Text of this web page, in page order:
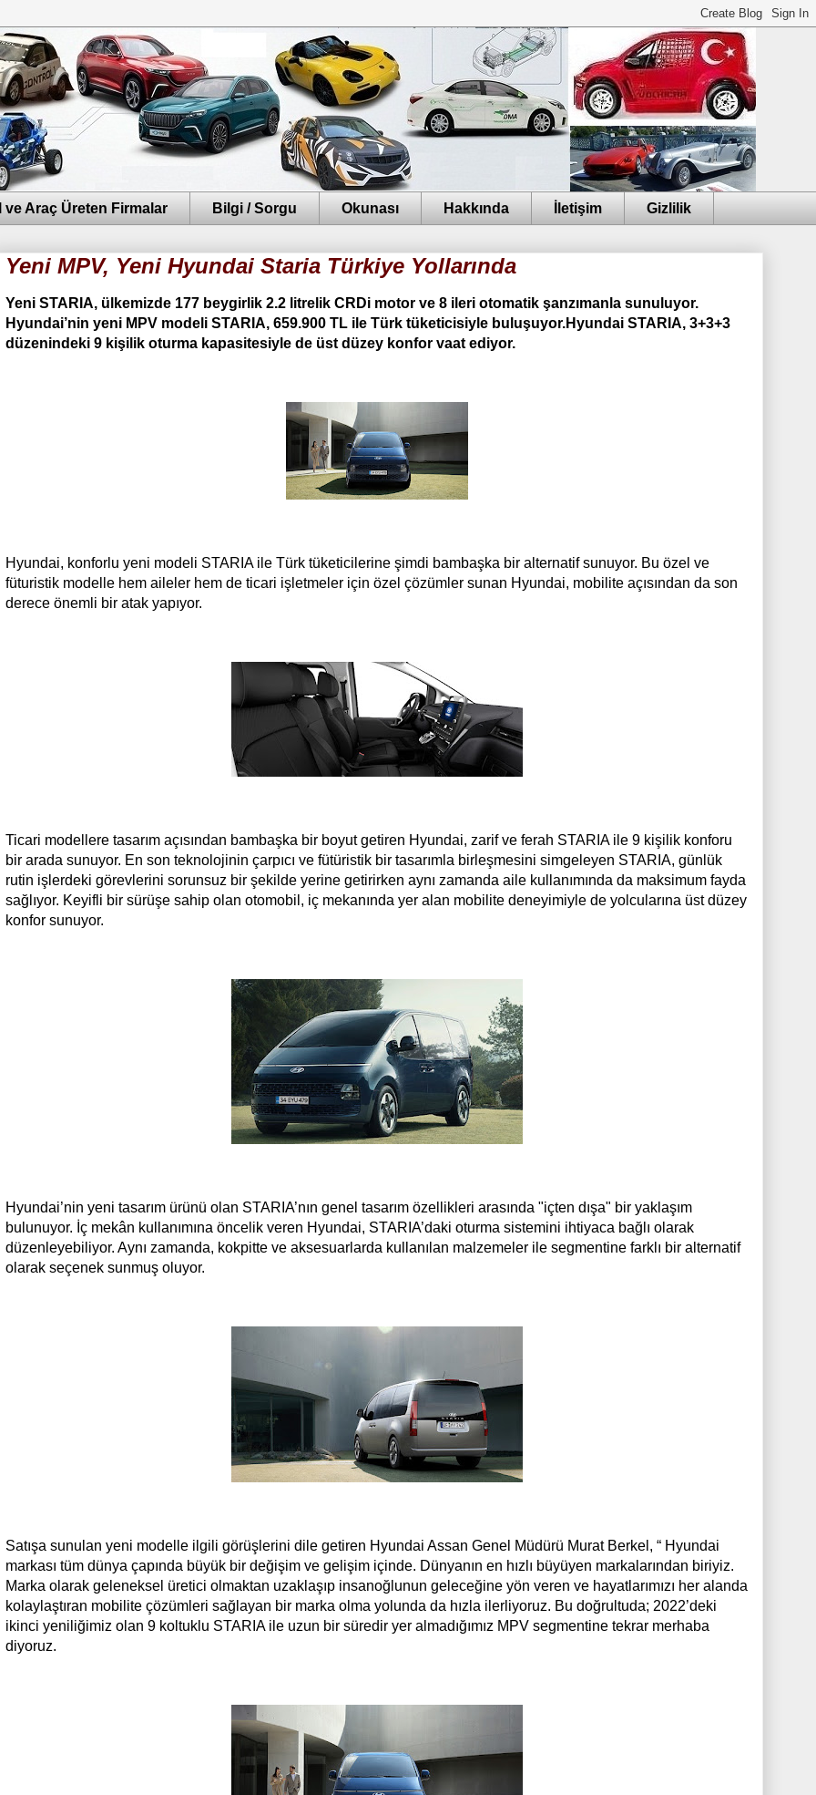
Araç Üreten Firmalar Bilgi / Sorgu Okunası Hakkında İletişim Gizlilik
Yeni MPV, Yeni Hyundai Staria Türkiye Yollarında
Yeni STARIA, ülkemizde 177 beygirlik 2.2 litrelik CRDi motor ve 8 ileri otomatik şanzımanla sunuluyor.
Hyundai’nin yeni MPV modeli STARIA, 659.900 TL ile Türk tüketicisiyle buluşuyor.Hyundai STARIA, 3+3+3
düzenindeki 9 kişilik oturma kapasitesiyle de üst düzey konfor vaat ediyor.
Hyundai, konforlu yeni modeli STARIA ile Türk tüketicilerine şimdi bambaşka bir alternatif sunuyor. Bu özel ve
füturistik modelle hem aileler hem de ticari işletmeler için özel çözümler sunan Hyundai, mobilite açısından da son
derece önemli bir atak yapıyor.
Ticari modellere tasarım açısından bambaşka bir boyut getiren Hyundai, zarif ve ferah STARIA ile 9 kişilik konforu
bir arada sunuyor. En son teknolojinin çarpıcı ve fütüristik bir tasarımla birleşmesini simgeleyen STARIA, günlük
rutin işlerdeki görevlerini sorunsuz bir şekilde yerine getirirken aynı zamanda aile kullanımında da maksimum fayda
sağlıyor. Keyifli bir sürüşe sahip olan otomobil, iç mekanında yer alan mobilite deneyimiyle de yolcularına üst düzey
konfor sunuyor.
Hyundai’nin yeni tasarım ürünü olan STARIA’nın genel tasarım özellikleri arasında "içten dışa" bir yaklaşım
bulunuyor. İç mekân kullanımına öncelik veren Hyundai, STARIA’daki oturma sistemini ihtiyaca bağlı olarak
düzenleyebiliyor. Aynı zamanda, kokpitte ve aksesuarlarda kullanılan malzemeler ile segmentine farklı bir alternatif
olarak seçenek sunmuş oluyor.
Satışa sunulan yeni modelle ilgili görüşlerini dile getiren Hyundai Assan Genel Müdürü Murat Berkel, “ Hyundai
markası tüm dünya çapında büyük bir değişim ve gelişim içinde. Dünyanın en hızlı büyüyen markalarından biriyiz.
Marka olarak geleneksel üretici olmaktan uzaklaşıp insanoğlunun geleceğine yön veren ve hayatlarımızı her alanda
kolaylaştıran mobilite çözümleri sağlayan bir marka olma yolunda da hızla ilerliyoruz. Bu doğrultuda; 2022’deki
ikinci yeniliğimiz olan 9 koltuklu STARIA ile uzun bir süredir yer almadığımız MPV segmentine tekrar merhaba
diyoruz.